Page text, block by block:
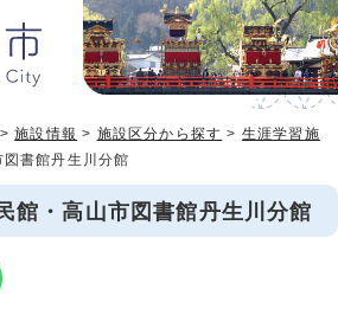
>施設情報 > 施設区分から探す > 生涯学習施
書館丹生川分館
館・高山市図書館丹生川分館